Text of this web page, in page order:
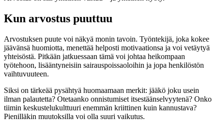
Kun arvostus puuttuu
Arvostuksen puute voi näkyä monin tavoin. Työntekijä, joka kokee
jäävänsä huomiotta, menettää helposti motivaationsa ja voi vetäytyä
yhteisöstä. Pitkään jatkuessaan tämä voi johtaa heikompaan
työtehoon, lisääntyneisiin sairauspoissaoloihin ja jopa henkilöstön
vaihtuvuuteen.
Siksi on tärkeää pysähtyä huomaamaan merkit: jääkö joku usein
ilman palautetta? Otetaanko onnistumiset itsestäänselvyytenä? Onko
tiimin keskustelukulttuuri enemmän kriittinen kuin kannustava?
Pienilläkin muutoksilla voi olla suuri vaikutus.